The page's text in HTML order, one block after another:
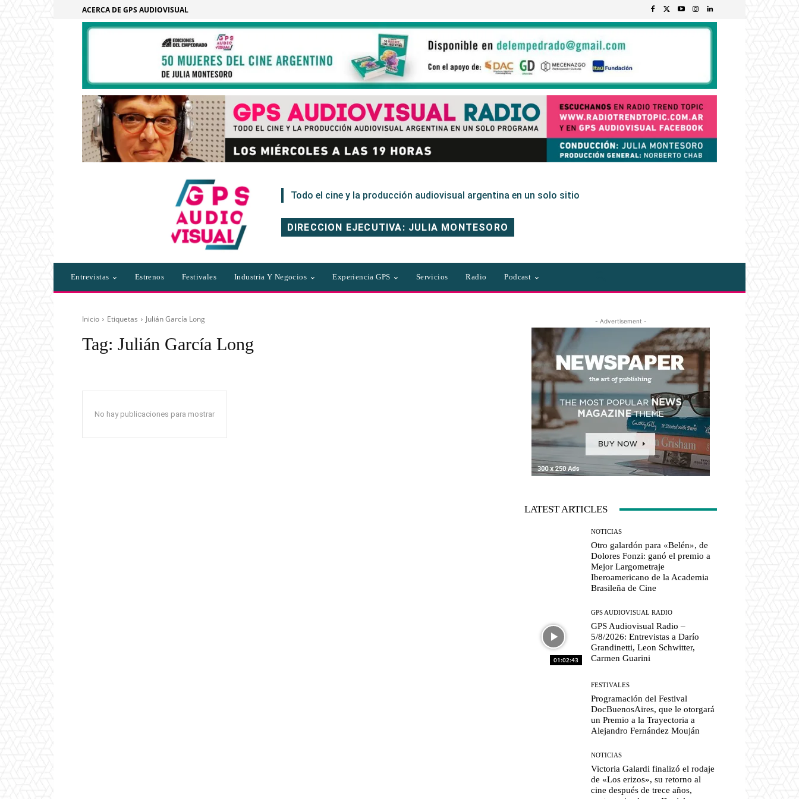
ACERCA DE GPS AUDIOVISUAL
Todo el cine y la producción audiovisual argentina en un solo sitio
DIRECCION EJECUTIVA: JULIA MONTESORO
Entrevistas Estrenos Festivales Industria Y Negocios Experiencia GPS Servicios Radio Podcast
Inicio Etiquetas Julián García Long
Tag: Julián García Long
No hay publicaciones para mostrar
- Advertisement -
LATEST ARTICLES
NOTICIAS
Otro galardón para «Belén», de
Dolores Fonzi: ganó el premio a
Mejor Largometraje
Iberoamericano de la Academia
Brasileña de Cine
01:02:43
GPS AUDIOVISUAL RADIO
GPS Audiovisual Radio –
5/8/2026: Entrevistas a Darío
Grandinetti, Leon Schwitter,
Carmen Guarini
FESTIVALES
Programación del Festival
DocBuenosAires, que le otorgará
un Premio a la Trayectoria a
Alejandro Fernández Mouján
NOTICIAS
Victoria Galardi finalizó el rodaje
de «Los erizos», su retorno al
cine después de trece años,